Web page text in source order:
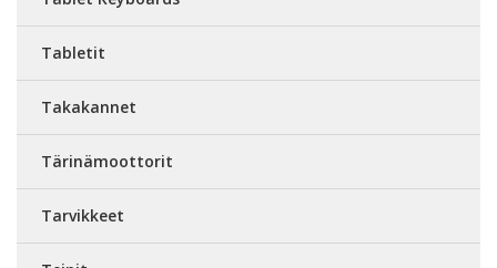
Tabletit
Takakannet
Tärinämoottorit
Tarvikkeet